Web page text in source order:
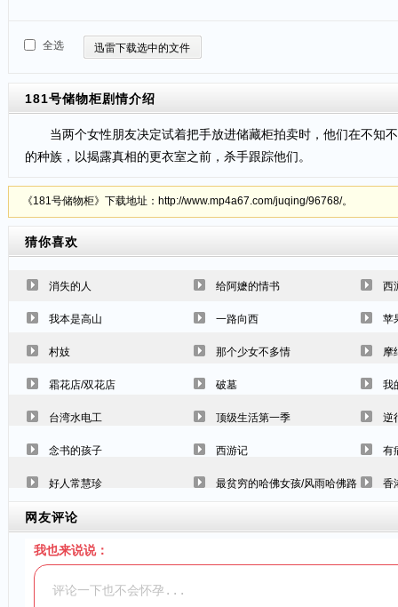
全选 迅雷下载选中的文件
181号储物柜剧情介绍
当两个女性朋友决定试着把手放进储藏柜拍卖时，他们在不知
的种族，以揭露真相的更衣室之前，杀手跟踪他们。
《181号储物柜》下载地址：http://www.mp4a67.com/juqing/96768/。
猜你喜欢
消失的人 给阿嬷的情书 西
我本是高山 一路向西 苹
村妓 那个少女不多情 摩
霜花店/双花店 破墓 我
台湾水电工 顶级生活第一季 逆
念书的孩子 西游记 有
好人常慧珍 最贫穷的哈佛女孩/风雨哈佛路 香
网友评论
我也来说说：